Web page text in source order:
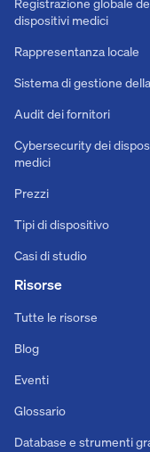
Registrazione globale
dispositivi medici
Rappresentanza locale
Sistema di gestione
Audit dei fornitori
Cybersecurity dei
medici
Prezzi
Tipi di dispositivo
Casi di studio
Risorse
Tutte le risorse
Blog
Eventi
Glossario
Database e strumenti